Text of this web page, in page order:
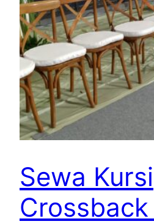
Sewa Kursi